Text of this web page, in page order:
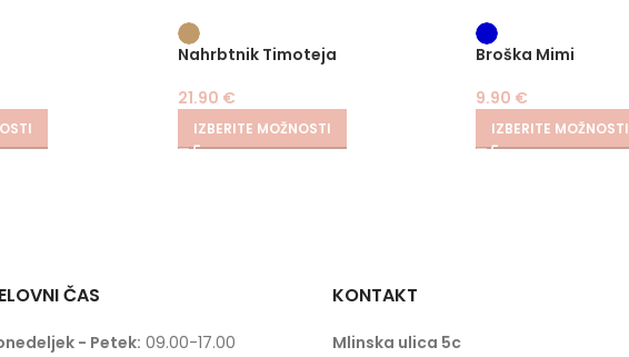
Nahrbtnik Timoteja
21.90 €
IZBERITE MOŽNOSTI
Broška Mimi
9.90 €
IZBERITE MOŽNOSTI
ČAS
- Petek: 09.00-17.00
KONTAKT
Mlinska ulica 5c